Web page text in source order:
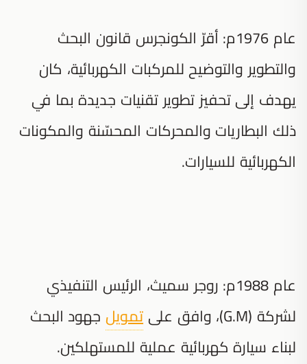
عام 1976م: أقرّ الكونجرس قانون البحث
والتطوير والتوضيح للمركبات الكهربائية، كان
يهدف إلى تحفيز تطوير تقنيات جديدة بما في
ذلك البطاريات والمحركات المحسّنة والمكونات
الكهربائية للسيارات.
عام 1988م: روجر سميث، الرئيس التنفيذي
لشركة (G.M)، وافق على
تمويلجهود البحث
لبناء سيارة كهربائية عملية للمستهلكين.